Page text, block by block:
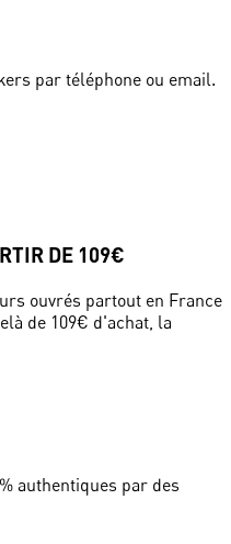
par téléphone ou email.
DE 109€
ouvrés partout en France
de 109€ d'achat, la
authentiques par des